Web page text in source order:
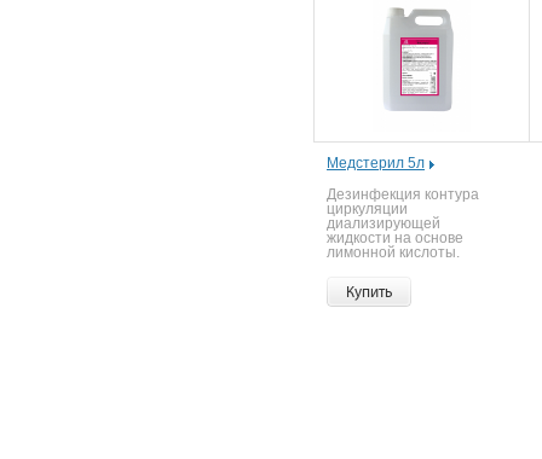
Медстерил 5л
Дезинфекция контура
циркуляции
диализирующей
жидкости на основе
лимонной кислоты.
Купить